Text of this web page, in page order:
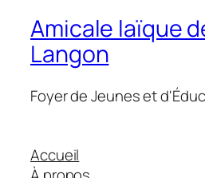
Amicale laïque
Langon
Foyer de Jeunes et
Accueil